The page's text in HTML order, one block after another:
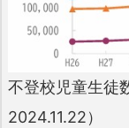
不登校児童生徒
2024.11.22）